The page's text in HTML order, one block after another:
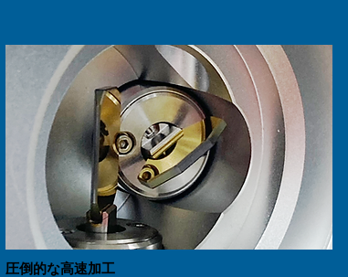
圧倒的な高速加工